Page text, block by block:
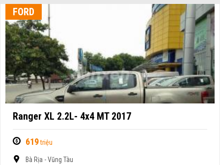
FORD
Ranger XL 2.2L- 4x4 MT 2017
619triệu
Bà Rịa - Vũng Tàu